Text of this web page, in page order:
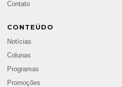
Contato
CONTEÚDO
Notícias
Colunas
Programas
Promoções